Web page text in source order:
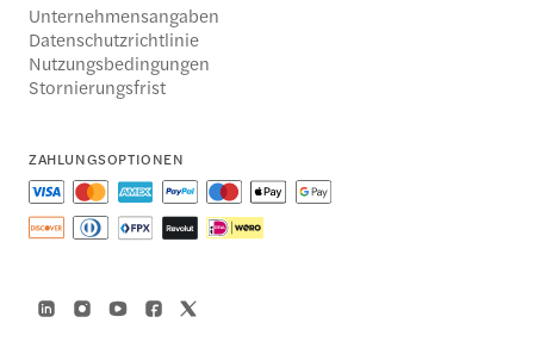
Unternehmensangaben
Datenschutzrichtlinie
Nutzungsbedingungen
Stornierungsfrist
ZAHLUNGSOPTIONEN